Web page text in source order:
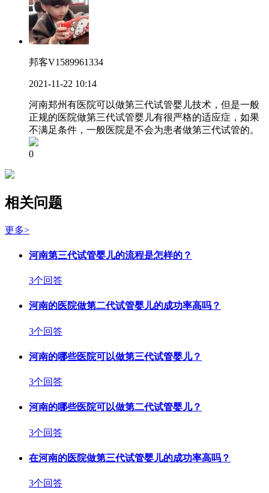
邦客V1589961334
2021-11-22 10:14
河南郑州有医院可以做第三代试管婴儿技术，但是一般
正规的医院做第三代试管婴儿有很严格的适应症，如果
不满足条件，一般医院是不会为患者做第三代试管的。
0
相关问题
更多>
河南第三代试管婴儿的流程是怎样的？
3个回答
河南的医院做第二代试管婴儿的成功率高吗？
3个回答
河南的哪些医院可以做第三代试管婴儿？
3个回答
河南的哪些医院可以做第二代试管婴儿？
3个回答
在河南的医院做第三代试管婴儿的成功率高吗？
3个回答